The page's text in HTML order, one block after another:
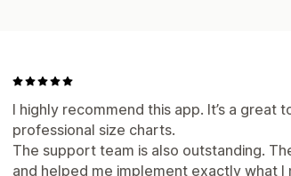
I highly recommend this app. It’s a great
professional size charts.
The support team is also outstanding.
and helped me implement exactly what I